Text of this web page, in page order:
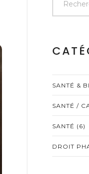
SANTÉ &
SANTÉ /
SANTÉ (6)
DROIT